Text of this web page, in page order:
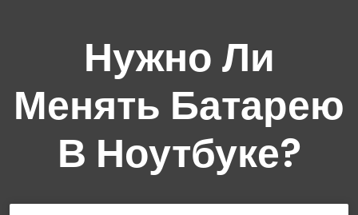
Нужно Ли
Менять Батарею
В Ноутбуке?